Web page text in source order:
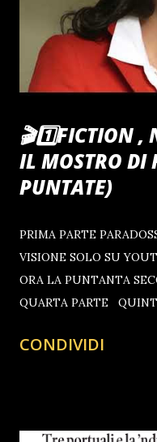
🎬1️⃣FICTION ,
IL MOSTRO DI
PUNTATE)
PRIMA PARTE
VISIONE SOLO SU
ORA LA PUNTANTA
QUARTA PARTE
CONDIVIDI